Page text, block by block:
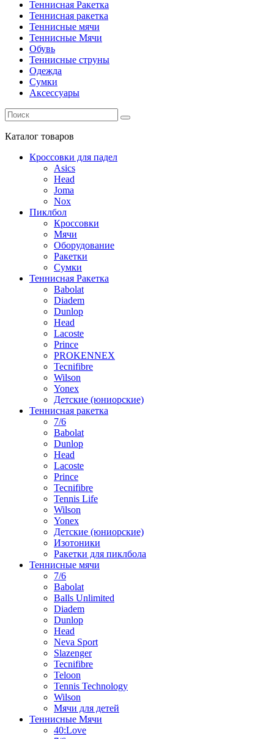
Теннисная Ракетка
Теннисная ракетка
Теннисные мячи
Теннисные Мячи
Обувь
Теннисные струны
Одежда
Сумки
Аксессуары
Каталог товаров
Кроссовки для падел
Asics
Head
Joma
Nox
Пиклбол
Кроссовки
Мячи
Оборудование
Ракетки
Сумки
Теннисная Ракетка
Babolat
Diadem
Dunlop
Head
Lacoste
Prince
PROKENNEX
Tecnifibre
Wilson
Yonex
Детские (юниорские)
Теннисная ракетка
7/6
Babolat
Dunlop
Head
Lacoste
Prince
Tecnifibre
Tennis Life
Wilson
Yonex
Детские (юниорские)
Изотоники
Ракетки для пиклбола
Теннисные мячи
7/6
Babolat
Balls Unlimited
Diadem
Dunlop
Head
Neva Sport
Slazenger
Tecnifibre
Teloon
Tennis Technology
Wilson
Мячи для детей
Теннисные Мячи
40:Love